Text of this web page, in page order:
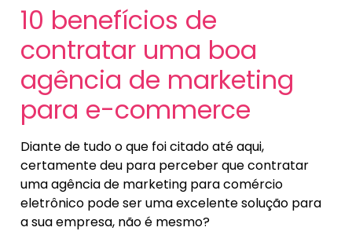
10 benefícios de
contratar uma boa
agência de marketing
para e-commerce
Diante de tudo o que foi citado até aqui,
certamente deu para perceber que contratar
uma agência de marketing para comércio
eletrônico pode ser uma excelente solução para
a sua empresa, não é mesmo?